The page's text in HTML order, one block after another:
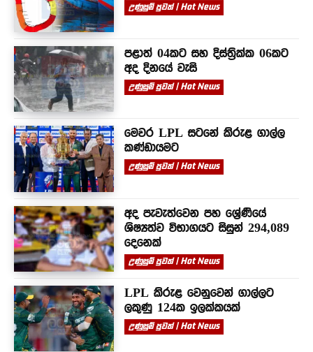
උණුසුම් පුවත් | Hot News
පළාත් 04කට සහ දිස්ත්‍රික්ක 06කට
අද දිනයේ වැසි
උණුසුම් පුවත් | Hot News
මෙවර LPL සටනේ කිරුළ ගාල්ල
කණ්ඩායමට
උණුසුම් පුවත් | Hot News
අද පැවැත්වෙන පහ ශ්‍රේණියේ
ශිෂ්‍යත්ව විභාගයට සිසුන් 294,089
දෙනෙක්
උණුසුම් පුවත් | Hot News
LPL කිරුළ වෙනුවෙන් ගාල්ලට
ලකුණු 124ක ඉලක්කයක්
උණුසුම් පුවත් | Hot News